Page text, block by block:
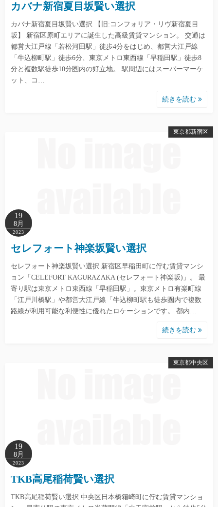
カバナ新宿夏目坂賢い選択
カバナ新宿夏目坂賢い選択 【旧:コンフォリア・リヴ新宿夏目
坂】 新宿区原町エリアに誕生した高級賃貸マンション。 交通は
都営大江戸線「若松河田駅」徒歩4分をはじめ、都営大江戸線
「牛込柳町駅」徒歩6分、東京メトロ東西線「早稲田駅」徒歩8
分と複数駅徒歩10分圏内の好立地。 駅周辺にはスーパーマーケ
ット、コ…
続きを読む
東京都新宿区
19
8月
2023
セレフォート神楽坂賢い選択
セレフォート神楽坂賢い選択 新宿区早稲田町に佇む賃貸マンシ
ョン「CELEFORT KAGURAZAKA (セレフォート神楽坂)」。 最
寄り駅は東京メトロ東西線「早稲田駅」。東京メトロ有楽町線
「江戸川橋駅」や都営大江戸線「牛込柳町駅も徒歩圏内で複数
路線が利用可能な利便性に優れたロケーションです。 都内…
続きを読む
東京都中央区
19
8月
2023
TKB高尾稲荷賢い選択
TKB高尾稲荷賢い選択 中央区日本橋箱崎町に佇む賃貸マンショ